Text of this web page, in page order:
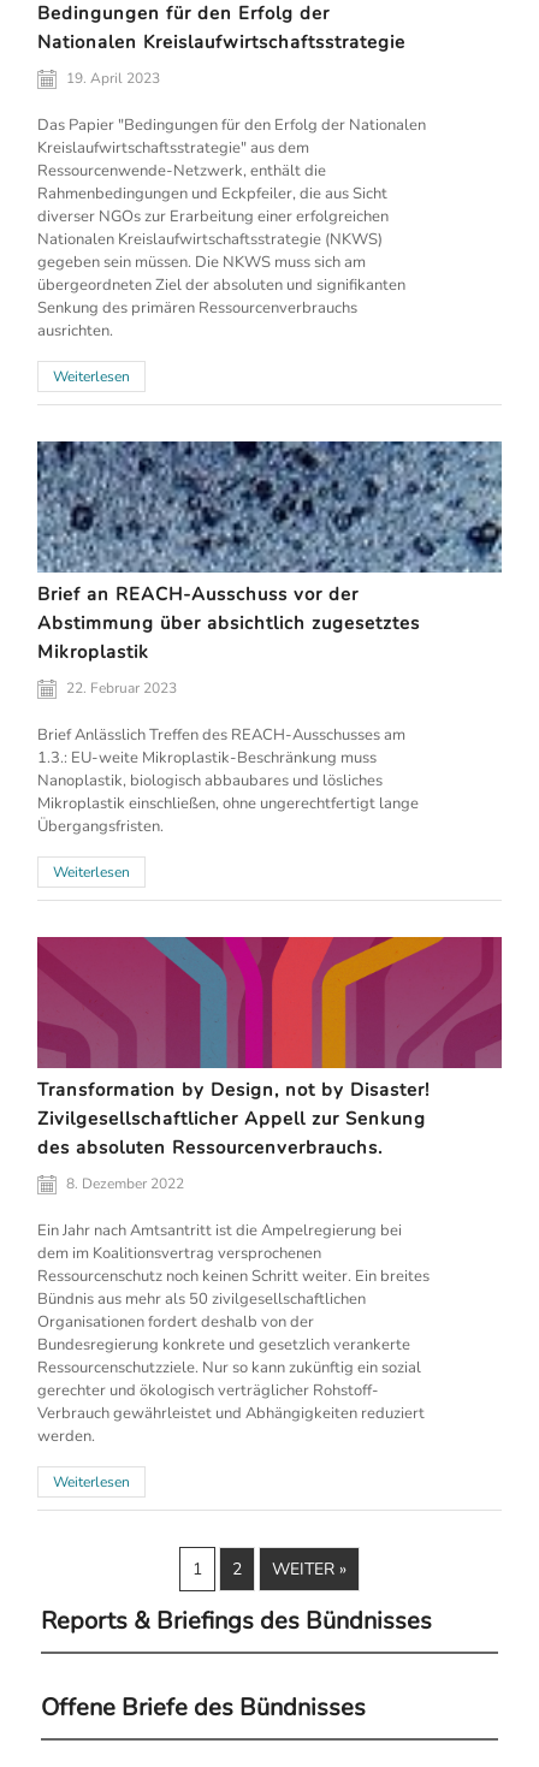
Bedingungen für den Erfolg der
Nationalen Kreislaufwirtschaftsstrategie
19. April 2023
Das Papier "Bedingungen für den Erfolg der Nationalen
Kreislaufwirtschaftsstrategie" aus dem
Ressourcenwende-Netzwerk, enthält die
Rahmenbedingungen und Eckpfeiler, die aus Sicht
diverser NGOs zur Erarbeitung einer erfolgreichen
Nationalen Kreislaufwirtschaftsstrategie (NKWS)
gegeben sein müssen. Die NKWS muss sich am
übergeordneten Ziel der absoluten und signifikanten
Senkung des primären Ressourcenverbrauchs
ausrichten.
Weiterlesen
Brief an REACH-Ausschuss vor der
Abstimmung über absichtlich zugesetztes
Mikroplastik
22. Februar 2023
Brief Anlässlich Treffen des REACH-Ausschusses am
1.3.: EU-weite Mikroplastik-Beschränkung muss
Nanoplastik, biologisch abbaubares und lösliches
Mikroplastik einschließen, ohne ungerechtfertigt lange
Übergangsfristen.
Weiterlesen
Transformation by Design, not by Disaster!
Zivilgesellschaftlicher Appell zur Senkung
des absoluten Ressourcenverbrauchs.
8. Dezember 2022
Ein Jahr nach Amtsantritt ist die Ampelregierung bei
dem im Koalitionsvertrag versprochenen
Ressourcenschutz noch keinen Schritt weiter. Ein breites
Bündnis aus mehr als 50 zivilgesellschaftlichen
Organisationen fordert deshalb von der
Bundesregierung konkrete und gesetzlich verankerte
Ressourcenschutzziele. Nur so kann zukünftig ein sozial
gerechter und ökologisch verträglicher Rohstoff-
Verbrauch gewährleistet und Abhängigkeiten reduziert
werden.
Weiterlesen
1 2 WEITER »
Reports & Briefings des Bündnisses
Offene Briefe des Bündnisses